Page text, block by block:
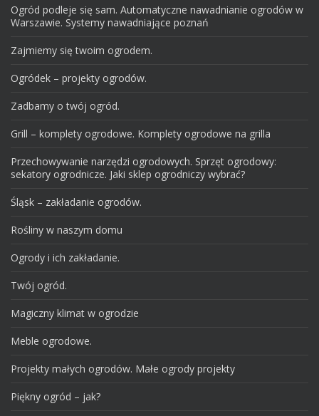
Ogród podleje się sam. Automatyczne nawadnianie ogrodów w
Warszawie. Systemy nawadniające poznań
Zajmiemy się twoim ogrodem.
Ogródek – projekty ogrodów.
Zadbamy o twój ogród.
Grill – komplety ogrodowe. Komplety ogrodowe na grilla
Przechowywanie narzędzi ogrodowych. Sprzęt ogrodowy:
sekatory ogrodnicze. Jaki sklep ogrodniczy wybrać?
Śląsk – zakładanie ogrodów.
Rośliny w naszym domu
Ogrody i ich zakładanie.
Twój ogród.
Magiczny klimat w ogrodzie
Meble ogrodowe.
Projekty małych ogrodów. Małe ogrody projekty
Piękny ogród – jak?